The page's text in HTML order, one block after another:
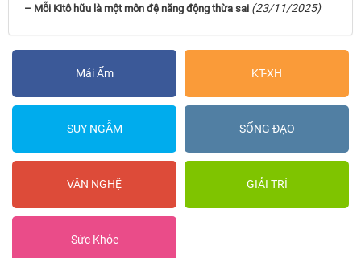
– Mỗi Kitô hữu là một môn đệ năng động thừa sai (23/11/2025)
Mái Ấm KT-XH
SUY NGẪM SỐNG ĐẠO
VĂN NGHỆ GIẢI TRÍ
Sức Khỏe